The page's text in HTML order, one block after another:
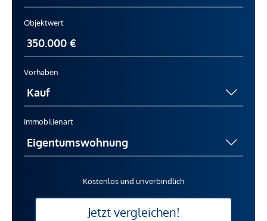
Objektwert
Vorhaben
Immobilienart
Kostenlos und unverbindlich
Jetzt vergleichen!